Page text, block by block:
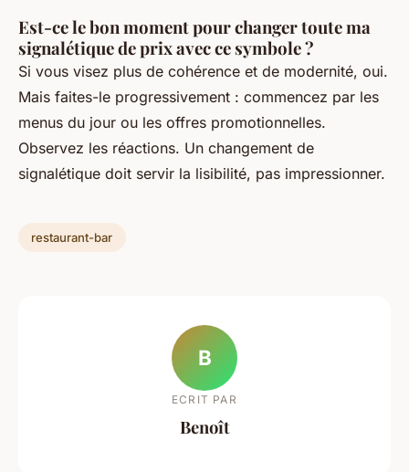
Est-ce le bon moment pour changer toute ma
signalétique de prix avec ce symbole ?
Si vous visez plus de cohérence et de modernité, oui.
Mais faites-le progressivement : commencez par les
menus du jour ou les offres promotionnelles.
Observez les réactions. Un changement de
signalétique doit servir la lisibilité, pas impressionner.
restaurant-bar
B
ECRIT PAR
Benoît